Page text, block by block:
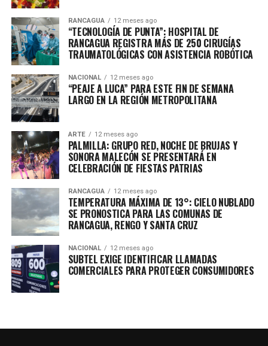
RANCAGUA 12 meses ago
“TECNOLOGÍA DE PUNTA”: HOSPITAL DE
RANCAGUA REGISTRA MÁS DE 250 CIRUGÍAS
TRAUMATOLÓGICAS CON ASISTENCIA ROBÓTICA
NACIONAL 12 meses ago
“PEAJE A LUCA” PARA ESTE FIN DE SEMANA
LARGO EN LA REGIÓN METROPOLITANA
ARTE 12 meses ago
PALMILLA: GRUPO RED, NOCHE DE BRUJAS Y
SONORA MALECÓN SE PRESENTARÁ EN
CELEBRACIÓN DE FIESTAS PATRIAS
RANCAGUA 12 meses ago
TEMPERATURA MÁXIMA DE 13°: CIELO NUBLADO
SE PRONOSTICA PARA LAS COMUNAS DE
RANCAGUA, RENGO Y SANTA CRUZ
NACIONAL 12 meses ago
SUBTEL EXIGE IDENTIFICAR LLAMADAS
COMERCIALES PARA PROTEGER CONSUMIDORES